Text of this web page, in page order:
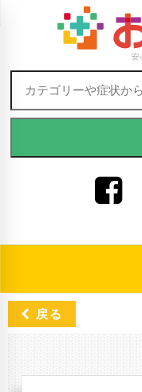
Skip to content
検索:
戻る